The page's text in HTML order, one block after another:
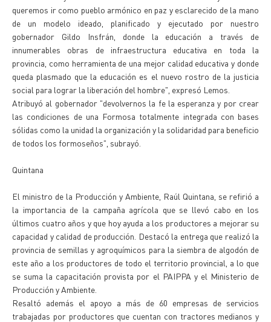
queremos ir como pueblo armónico en paz y esclarecido de la mano
de un modelo ideado, planificado y ejecutado por nuestro
gobernador Gildo Insfrán, donde la educación a través de
innumerables obras de infraestructura educativa en toda la
provincia, como herramienta de una mejor calidad educativa y donde
queda plasmado que la educación es el nuevo rostro de la justicia
social para lograr la liberación del hombre", expresó Lemos.
Atribuyó al gobernador "devolvernos la fe la esperanza y por crear
las condiciones de una Formosa totalmente integrada con bases
sólidas como la unidad la organización y la solidaridad para beneficio
de todos los formoseños", subrayó.
Quintana
El ministro de la Producción y Ambiente, Raúl Quintana, se refirió a
la importancia de la campaña agrícola que se llevó cabo en los
últimos cuatro años y que hoy ayuda a los productores a mejorar su
capacidad y calidad de producción. Destacó la entrega que realizó la
provincia de semillas y agroquímicos para la siembra de algodón de
este año a los productores de todo el territorio provincial, a lo que
se suma la capacitación provista por el PAIPPA y el Ministerio de
Producción y Ambiente.
Resaltó además el apoyo a más de 60 empresas de servicios
trabajadas por productores que cuentan con tractores medianos y